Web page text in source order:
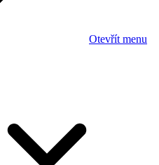
Otevřít menu